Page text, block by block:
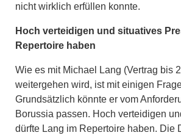
nicht wirklich erfüllen konnte.
Hoch verteidigen und situatives
Repertoire haben
Wie es mit Michael Lang (Vertrag bis
weitergehen wird, ist mit einigen
Grundsätzlich könnte er vom
Borussia passen. Hoch verteidigen
dürfte Lang im Repertoire haben. Die